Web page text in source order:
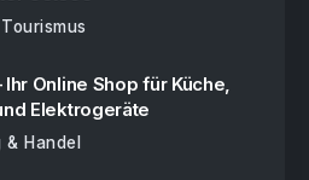
Ihr Online Shop für Küche,
Elektrogeräte
Handel